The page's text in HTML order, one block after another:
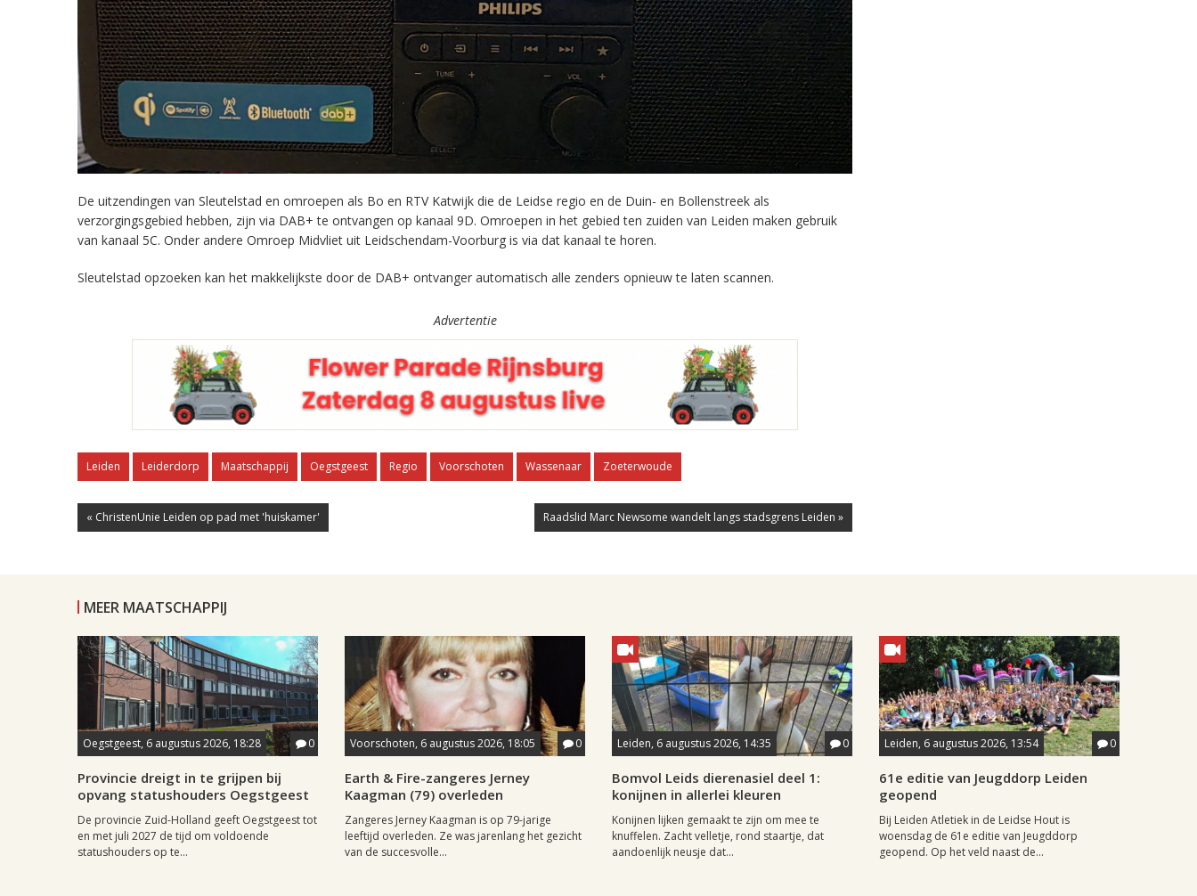
De uitzendingen van Sleutelstad en omroepen als Bo en RTV Katwijk die de Leidse regio en de Duin- en Bollenstreek als
verzorgingsgebied hebben, zijn via DAB+ te ontvangen op kanaal 9D. Omroepen in het gebied ten zuiden van Leiden maken gebruik
van kanaal 5C. Onder andere Omroep Midvliet uit Leidschendam-Voorburg is via dat kanaal te horen.
Sleutelstad opzoeken kan het makkelijkste door de DAB+ ontvanger automatisch alle zenders opnieuw te laten scannen.
Advertentie
Leiden Leiderdorp Maatschappij Oegstgeest Regio Voorschoten Wassenaar Zoeterwoude
« ChristenUnie Leiden op pad met 'huiskamer' Raadslid Marc Newsome wandelt langs stadsgrens Leiden »
MEER MAATSCHAPPIJ
Oegstgeest, 6 augustus 2026, 18:28 0
Provincie dreigt in te grijpen bij
opvang statushouders Oegstgeest
De provincie Zuid-Holland geeft Oegstgeest tot
en met juli 2027 de tijd om voldoende
statushouders op te...
Voorschoten, 6 augustus 2026, 18:05 0
Earth & Fire-zangeres Jerney
Kaagman (79) overleden
Zangeres Jerney Kaagman is op 79-jarige
leeftijd overleden. Ze was jarenlang het gezicht
van de succesvolle...
Leiden, 6 augustus 2026, 14:35 0
Bomvol Leids dierenasiel deel 1:
konijnen in allerlei kleuren
Konijnen lijken gemaakt te zijn om mee te
knuffelen. Zacht velletje, rond staartje, dat
aandoenlijk neusje dat...
Leiden, 6 augustus 2026, 13:54 0
61e editie van Jeugddorp Leiden
geopend
Bij Leiden Atletiek in de Leidse Hout is
woensdag de 61e editie van Jeugddorp
geopend. Op het veld naast de...